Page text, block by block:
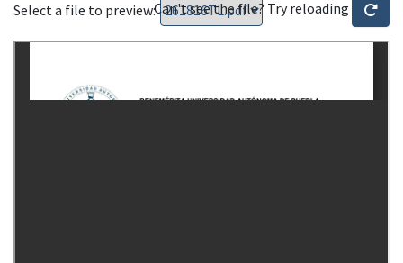
Select a file to preview:Can't see the file? Try reloading